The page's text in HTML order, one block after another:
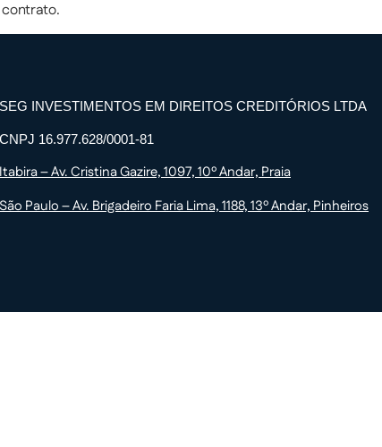
SEG INVESTIMENTOS EM DIREITOS CREDITÓRIOS LTDA
CNPJ 16.977.628/0001-81
Itabira – Av. Cristina Gazire, 1097, 10º Andar, Praia
São Paulo – Av. Brigadeiro Faria Lima, 1188, 13º Andar, Pinheiros